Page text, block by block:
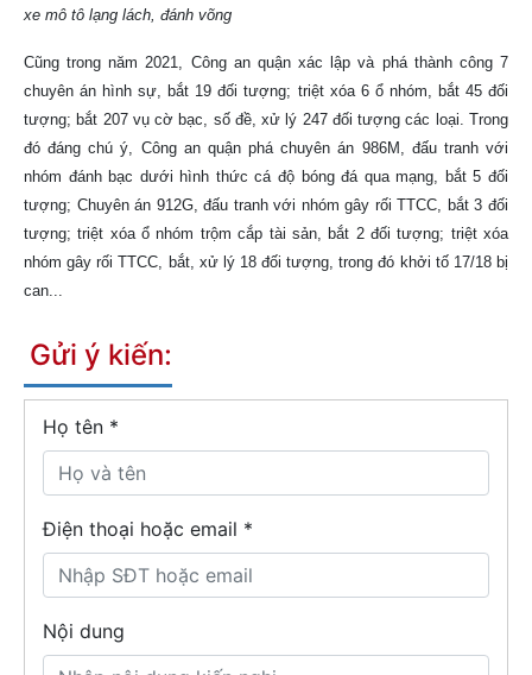
xe mô tô lạng lách, đánh võng
Cũng trong năm 2021, Công an quận xác lập và phá thành công 7
chuyên án hình sự, bắt 19 đối tượng; triệt xóa 6 ổ nhóm, bắt 45 đối
tượng; bắt 207 vụ cờ bạc, số đề, xử lý 247 đối tượng các loại. Trong
đó đáng chú ý, Công an quận phá chuyên án 986M, đấu tranh với
nhóm đánh bạc dưới hình thức cá độ bóng đá qua mạng, bắt 5 đối
tượng; Chuyên án 912G, đấu tranh với nhóm gây rối TTCC, bắt 3 đối
tượng; triệt xóa ổ nhóm trộm cắp tài sản, bắt 2 đối tượng; triệt xóa
nhóm gây rối TTCC, bắt, xử lý 18 đối tượng, trong đó khởi tố 17/18 bị
can...
Gửi ý kiến:
Họ tên *
Điện thoại hoặc email *
Nội dung